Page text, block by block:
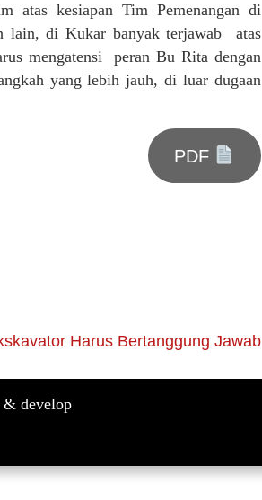
atas kesiapan Tim Pemenangan di
lain, di Kukar banyak terjawab atas
mengatensi peran Bu Rita dengan
yang lebih jauh, di luar dugaan
PDF
Harus Bertanggung Jawab
& develop